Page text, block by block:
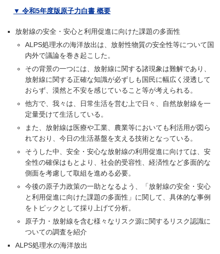
▼ 令和5年度版原子力白書 概要
放射線の安全・安心と利用促進に向けた課題の多面性
ALPS処理水の海洋放出は、放射性物質の安全性等について国
内外で議論を巻き起こした。
その背景の一つには、放射線に関する諸現象は難解であり、
放射線に関する正確な知識が必ずしも国民に幅広く浸透して
おらず、漠然と不安を感じていること等が考えられる。
他方で、我々は、日常生活を営む上で日々、自然放射線を一
定量受けて生活している。
また、放射線は医療や工業、農業等においても利活用が図ら
れており、今日の生活基盤を支える技術となっている。
そうした中、安全・安心な放射線の利用促進に向けては、安
全性の確保はもとより、社会的受容性、経済性など多面的な
側面を考慮して取組を進める必要。
今後の原子力政策の一助となるよう、「放射線の安全・安心
と利用促進に向けた課題の多面性」に関して、具体的な事例
をトピックとして採り上げて分析。
原子力・放射線を含む様々なリスク源に関するリスク認識に
ついての調査を紹介
ALPS処理水の海洋放出